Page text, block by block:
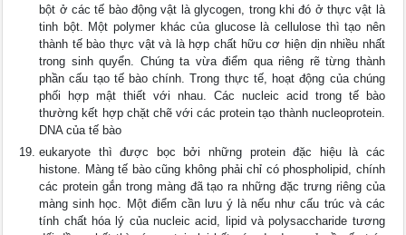
bột ở các tế bào động vật là glycogen, trong khi đó ở thực vật là
tinh bột. Một polymer khác của glucose là cellulose thì tạo nên
thành tế bào thực vật và là hợp chất hữu cơ hiện dịn nhiều nhất
trong sinh quyển. Chúng ta vừa điểm qua riêng rẽ từng thành
phần cấu tạo tế bào chính. Trong thực tế, hoạt động của chúng
phối hợp mật thiết với nhau. Các nucleic acid trong tế bào
thường kết hợp chặt chẽ với các protein tạo thành nucleoprotein.
DNA của tế bào
eukaryote thì được bọc bởi những protein đặc hiệu là các
histone. Màng tế bào cũng không phải chỉ có phospholipid, chính
các protein gắn trong màng đã tạo ra những đặc trưng riêng của
màng sinh học. Một điểm cần lưu ý là nếu như cấu trúc và các
tính chất hóa lý của nucleic acid, lipid và polysaccharide tương